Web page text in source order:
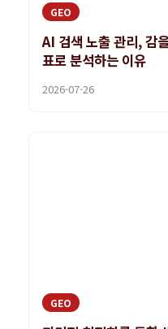
GEO
AI 검색 노출 관리, 감
표로 분석하는 이유
2026-07-26
GEO